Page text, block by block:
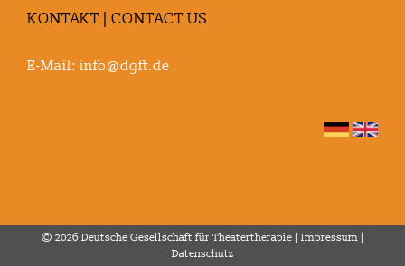
KONTAKT | CONTACT US
E-Mail: info@dgft.de
© 2026 Deutsche Gesellschaft für Theatertherapie | Impressum|
Datenschutz